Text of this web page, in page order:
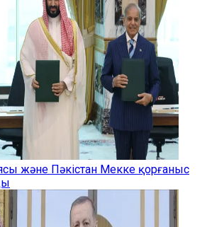
және Пәкістан Мекке қорғаныс